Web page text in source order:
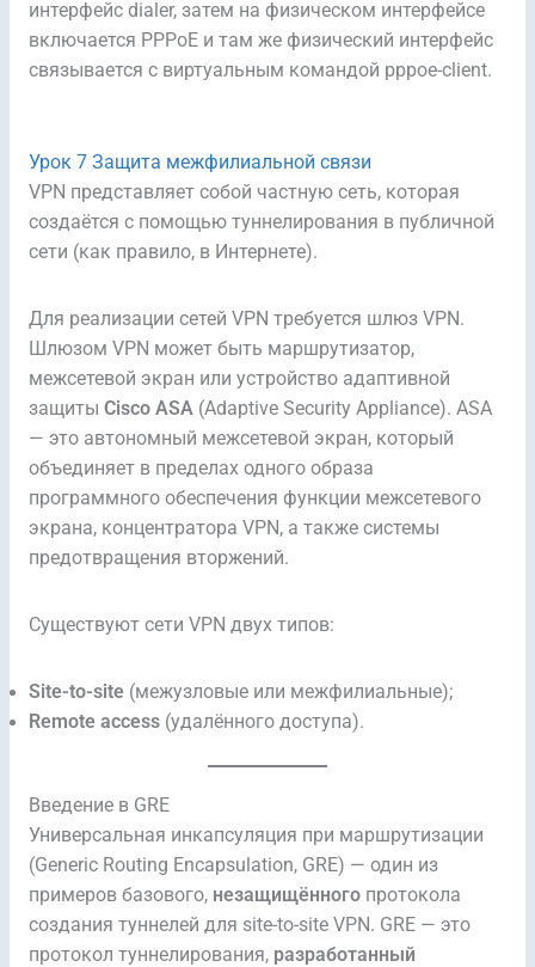
интерфейс dialer, затем на физическом интерфейсе
включается PPPoE и там же физический интерфейс
связывается с виртуальным командой pppoe-client.
Урок 7 Защита межфилиальной связи
VPN представляет собой частную сеть, которая
создаётся с помощью туннелирования в публичной
сети (как правило, в Интернете).
Для реализации сетей VPN требуется шлюз VPN.
Шлюзом VPN может быть маршрутизатор,
межсетевой экран или устройство адаптивной
защиты Cisco ASA(Adaptive Security Appliance). ASA
— это автономный межсетевой экран, который
объединяет в пределах одного образа
программного обеспечения функции межсетевого
экрана, концентратора VPN, а также системы
предотвращения вторжений.
Существуют сети VPN двух типов:
Site-to-site (межузловые или межфилиальные);
Remote access(удалённого доступа).
Введение в GRE
Универсальная инкапсуляция при маршрутизации
(Generic Routing Encapsulation, GRE) — один из
примеров базового, незащищённогопротокола
создания туннелей для site-to-site VPN. GRE — это
протокол туннелирования, разработанный